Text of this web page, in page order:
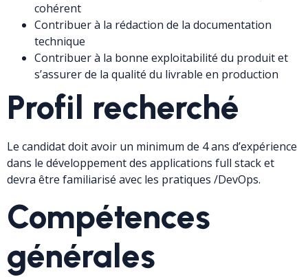
cohérent
Contribuer à la rédaction de la documentation
technique
Contribuer à la bonne exploitabilité du produit et
s’assurer de la qualité du livrable en production
Profil recherché
Le candidat doit avoir un minimum de 4 ans d’expérience
dans le développement des applications full stack et
devra être familiarisé avec les pratiques /DevOps.
Compétences
générales